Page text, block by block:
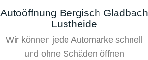
Autoöffnung Bergisch Gladbach
Lustheide
Wir können jede Automarke schnell
und ohne Schäden öffnen